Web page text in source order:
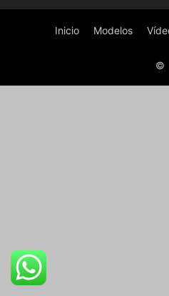
Inicio Modelos
©